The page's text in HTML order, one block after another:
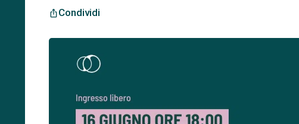
ios_shareCondividi